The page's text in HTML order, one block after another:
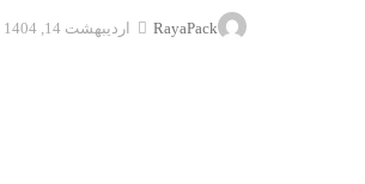
RayaPack اردیبهشت 14, 1404